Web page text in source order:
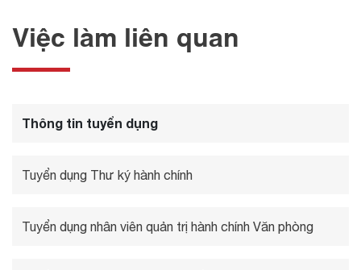
Việc làm liên quan
Thông tin tuyển dụng
Tuyển dụng Thư ký hành chính
Tuyển dụng nhân viên quản trị hành chính Văn phòng